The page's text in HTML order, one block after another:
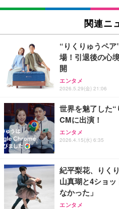
エレコム モニター
ケット付属 関節5軸
￥8,260
エレコム モニター
グル ロング 17~32
対応 ブラック
エレコム VESAマ
ター用 VESA規格対
エレコム モニター
0kg ガススプリング
ニター対応 ブラッ
Amazonベーシック
x2袋(84枚) ホワイ
￥3,234
ネオ・ルーライフ
り 単品
￥1,800
Smart Basic(スマ
限定】 Smart Basic
超厚型 お徳用 ワイ
アイリスオーヤマ
ュラー 200枚入【
SIHOO B100 オフ
ュチェア 人間工学
￥27,999
Sezlife オフィスチ
ワーク チェア 強化
能 人間工学 椅子 腰
レスト 3Dヘッドレ
務用 おしゃれ パソ
Sezlife オフィスチ
ワーク チェア 強化
能 人間工学 椅子 腰
務用 おしゃれ パソ
ANDWINT オフィ
ッシュ 通気性 ラン
ス圧無段階昇降 360
関連ニ
“りくりゅうペ
場！引退後の心
開
エンタメ
2026.5.29(金) 21:06
世界を魅了した
CMに出演！
エンタメ
2026.4.15(水) 6:35
紀平梨花、りく
山真瑚と4ショ
なかった」
エンタメ